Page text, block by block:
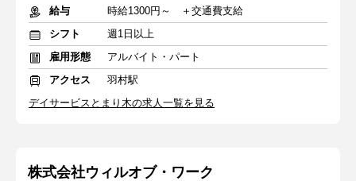
給与
時給1300円～ ＋交通費支給
シフト
週1日以上
雇用形態
アルバイト・パート
アクセス
羽村駅
デイサービスとまり木の求人一覧を見る
株式会社ウィルオブ・ワーク